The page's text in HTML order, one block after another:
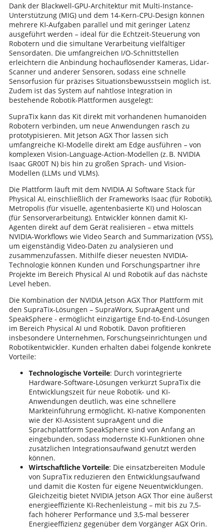
Dank der Blackwell-GPU-Architektur mit Multi-Instance-
Unterstützung (MIG) und dem 14-Kern-CPU-Design können
mehrere KI-Aufgaben parallel und mit geringer Latenz
ausgeführt werden – ideal für die Echtzeit-Steuerung von
Robotern und die simultane Verarbeitung vielfältiger
Sensordaten. Die umfangreichen I/O-Schnittstellen
erleichtern die Anbindung hochauflösender Kameras, Lidar-
Scanner und anderer Sensoren, sodass eine schnelle
Sensorfusion für präzises Situationsbewusstsein möglich ist.
Zudem ist das System auf nahtlose Integration in
bestehende Robotik-Plattformen ausgelegt:
SupraTix kann das Kit direkt mit vorhandenen humanoiden
Robotern verbinden, um neue Anwendungen rasch zu
prototypisieren. Mit Jetson AGX Thor lassen sich
umfangreiche KI-Modelle direkt am Edge ausführen – von
komplexen Vision-Language-Action-Modellen (z. B. NVIDIA
Isaac GR00T N) bis hin zu großen Sprach- und Vision-
Modellen (LLMs und VLMs).
Die Plattform läuft mit dem NVIDIA AI Software Stack für
Physical AI, einschließlich der Frameworks Isaac (für Robotik),
Metropolis (für visuelle, agentenbasierte KI) und Holoscan
(für Sensorverarbeitung). Entwickler können damit KI-
Agenten direkt auf dem Gerät realisieren – etwa mittels
NVIDIA-Workflows wie Video Search and Summarization (VSS),
um eigenständig Video-Daten zu analysieren und
zusammenzufassen. Mithilfe dieser neuesten NVIDIA-
Technologie können Kunden und Forschungspartner ihre
Projekte im Bereich Physical AI und Robotik auf das nächste
Level heben.
Die Kombination der NVIDIA Jetson AGX Thor Plattform mit
den SupraTix-Lösungen – SupraWorx, SupraAgent und
SpeakSphere - ermöglicht einzigartige End-to-End-Lösungen
im Bereich Physical AI und Robotik. Davon profitieren
insbesondere Unternehmen, Forschungseinrichtungen und
Robotikentwickler. Kunden erhalten dabei folgende konkrete
Vorteile:
Technologische Vorteile: Durch vorintegrierte
Hardware-Software-Lösungen verkürzt SupraTix die
Entwicklungszeit für neue Robotik- und KI-
Anwendungen deutlich, was eine schnellere
Markteinführung ermöglicht. KI-native Komponenten
wie der KI-Assistent supraAgent und die
Sprachplattform SpeakSphere sind von Anfang an
eingebunden, sodass modernste KI-Funktionen ohne
zusätzlichen Integrationsaufwand genutzt werden
können.
Wirtschaftliche Vorteile: Die einsatzbereiten Module
von SupraTix reduzieren den Entwicklungsaufwand
und damit die Kosten für eigene Neuentwicklungen.
Gleichzeitig bietet NVIDIA Jetson AGX Thor eine äußerst
energieeffiziente KI-Rechenleistung – mit bis zu 7,5-
fach höherer Performance und 3,5-mal besserer
Energieeffizienz gegenüber dem Vorgänger AGX Orin.